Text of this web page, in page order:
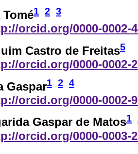
Tomé1 2 3
orcid.org/0000-0002-
Castro de Freitas5
orcid.org/0000-0002-
Gaspar1 2 4
orcid.org/0000-0002-
Gaspar de Matos1
orcid.org/0000-0003-